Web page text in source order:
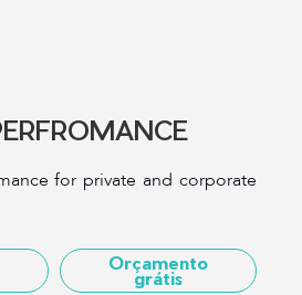
for private and corporate
Orçamento
grátis